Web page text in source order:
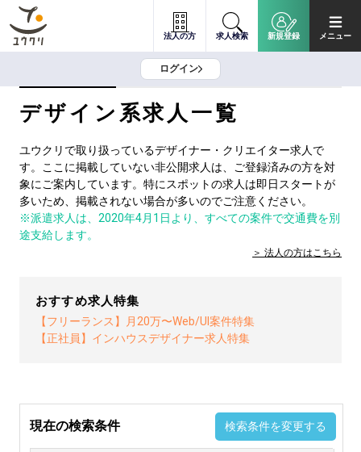
法人の方 求人検索 新規登録 メニュー
ログイン
デザイン系求人一覧
ユウクリで取り扱っているデザイナー・クリエイター求人で
す。ここに掲載していない非公開求人は、ご登録済みの方を対
象にご案内しています。特にスポットの求人は即日スタートが
多いため、掲載されない場合が多いのでご注意ください。
※派遣求人は、2020年4月1日より、すべての案件で交通費を別
途支給します。
法人の方はこちら
おすすめ求人特集
【フリーランス】月20万〜Web/UI案件特集
【正社員】インハウスデザイナー求人特集
現在の検索条件 検索条件を変更する